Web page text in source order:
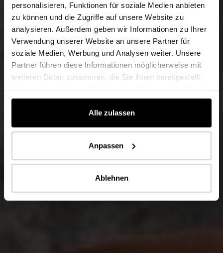
personalisieren, Funktionen für soziale Medien anbieten
zu können und die Zugriffe auf unsere Website zu
analysieren. Außerdem geben wir Informationen zu Ihrer
Verwendung unserer Website an unsere Partner für
soziale Medien, Werbung und Analysen weiter. Unsere
Partner führen diese Informationen möglicherweise mit
weiteren Daten zusammen, die Sie ihnen bereitgestellt
gesammelt haben.
Alle zulassen
Anpassen
Ablehnen